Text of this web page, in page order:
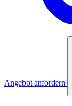
Angebot anfordern